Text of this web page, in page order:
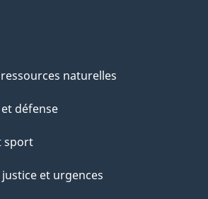
naturelles
défense
sport
et urgences